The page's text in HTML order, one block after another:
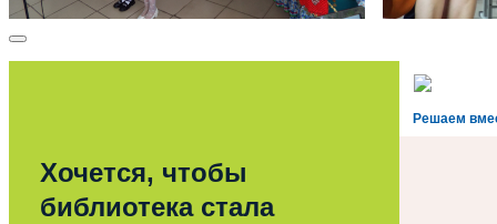
Решаем
Хочется, чтобы
библиотека стала